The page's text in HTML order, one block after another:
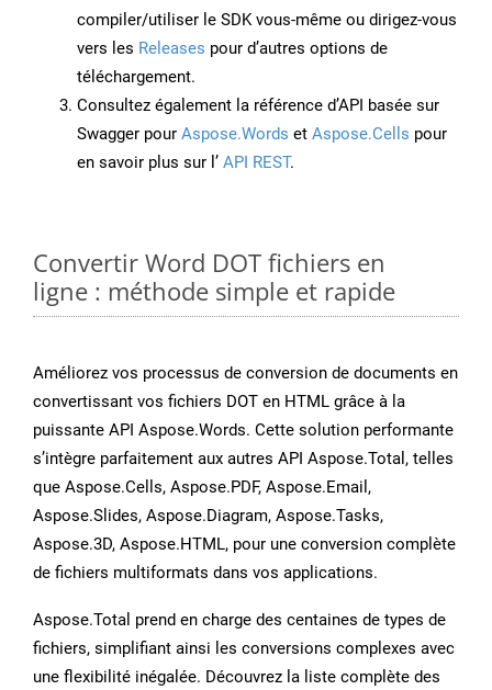
compiler/utiliser le SDK vous-même ou dirigez-vous
vers les Releases pour d’autres options de
téléchargement.
Consultez également la référence d’API basée sur
Swagger pour Aspose.Words et Aspose.Cells pour
en savoir plus sur l’ API REST.
Convertir Word DOT fichiers en
ligne : méthode simple et rapide
Améliorez vos processus de conversion de documents en
convertissant vos fichiers DOT en HTML grâce à la
puissante API Aspose.Words. Cette solution performante
s’intègre parfaitement aux autres API Aspose.Total, telles
que Aspose.Cells, Aspose.PDF, Aspose.Email,
Aspose.Slides, Aspose.Diagram, Aspose.Tasks,
Aspose.3D, Aspose.HTML, pour une conversion complète
de fichiers multiformats dans vos applications.
Aspose.Total prend en charge des centaines de types de
fichiers, simplifiant ainsi les conversions complexes avec
une flexibilité inégalée. Découvrez la liste complète des